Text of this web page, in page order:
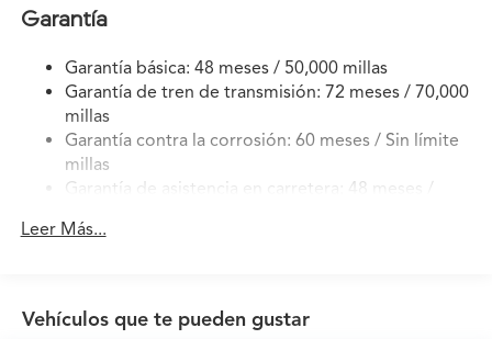
Garantía
Garantía básica: 48 meses / 50,000 millas
Garantía de tren de transmisión: 72 meses / 70,000
millas
Garantía contra la corrosión: 60 meses / Sin límite
millas
Garantía de asistencia en carretera: 48 meses /
Garantía de mantenimiento: 12 meses / 12,000
Leer Más...
Vehículos que te pueden gustar